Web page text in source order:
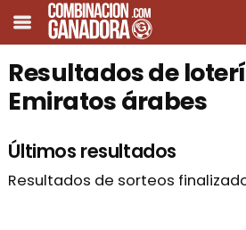
Resultados de
Emiratos árabes
Últimos resultados
Resultados de sorteos